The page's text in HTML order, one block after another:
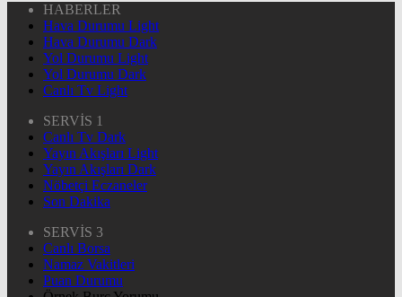
HABERLER
Hava Durumu Light
Hava Durumu Dark
Yol Durumu Light
Yol Durumu Dark
Canlı Tv Light
SERVİS 1
Canlı Tv Dark
Yayın Akışları Light
Yayın Akışları Dark
Nöbetçi Eczaneler
Son Dakika
SERVİS 3
Canlı Borsa
Namaz Vakitleri
Puan Durumu